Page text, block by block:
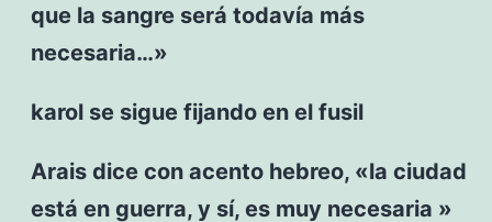
que la sangre será todavía más
necesaria…»
karol se sigue fijando en el fusil
Arais dice con acento hebreo, «la ciudad
está en guerra, y sí, es muy necesaria »